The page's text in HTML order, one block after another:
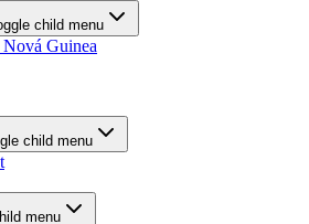
child menu
Nová Guinea
child menu
menu